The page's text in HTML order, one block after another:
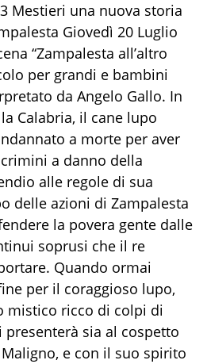
Mestieri una nuova storia
Giovedì 20 Luglio
“Zampalesta all’altro
per grandi e bambini
da Angelo Gallo. In
Calabria, il cane lupo
a morte per aver
a danno della
alle regole di sua
delle azioni di Zampalesta
la povera gente dalle
soprusi che il re
Quando ormai
per il coraggioso lupo,
mistico ricco di colpi di
presenterà sia al cospetto
e con il suo spirito